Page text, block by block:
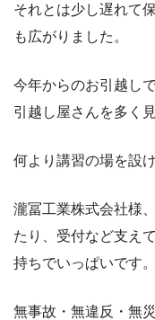
それとは少し遅れて
も広がりました。
今年からのお引越し
引越し屋さんを多く
何より講習の場を設
瀧冨工業株式会社様
たり、受付など支え
持ちでいっぱいです。
無事故・無違反・無